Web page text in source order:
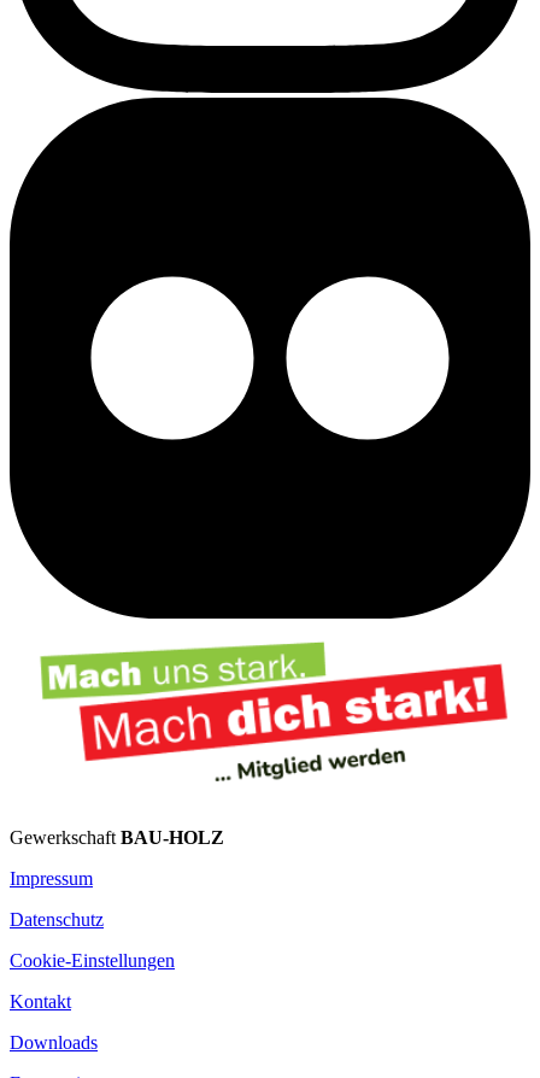
Gewerkschaft BAU-HOLZ
Impressum
Datenschutz
Cookie-Einstellungen
Kontakt
Downloads